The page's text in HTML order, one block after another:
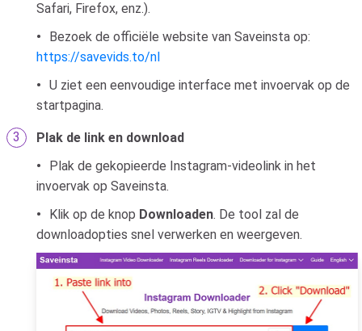
Safari, Firefox, enz.).
Bezoek de officiële website van Saveinsta op:
https://savevids.to/nl
U ziet een eenvoudige interface met invoervak ​​op de
startpagina.
Plak de link en download
Plak de gekopieerde Instagram-videolink in het
invoervak ​​op Saveinsta.
Klik op de knop Downloaden. De tool zal de
downloadopties snel verwerken en weergeven.